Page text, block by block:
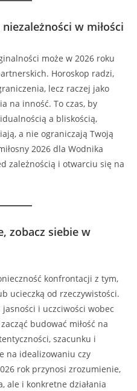
w miłości
może w 2026 roku
Horoskop radzi,
lecz raczej jako
na inność. To czas, by
a bliskością,
a nie ograniczają Twoją
2026 dla Wodnika
zależnością i otwarciu się na
zobacz siebie w
konfrontacji z tym,
ucieczką od rzeczywistości.
i uczciwości wobec
budować miłość na
szacunku i
na idealizowaniu czy
rok przynosi zrozumienie,
ale i konkretne działania